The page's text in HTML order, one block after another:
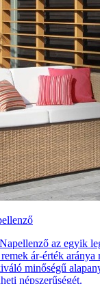
az egyik
ár-érték aránya
minőségű
népszerűségét.